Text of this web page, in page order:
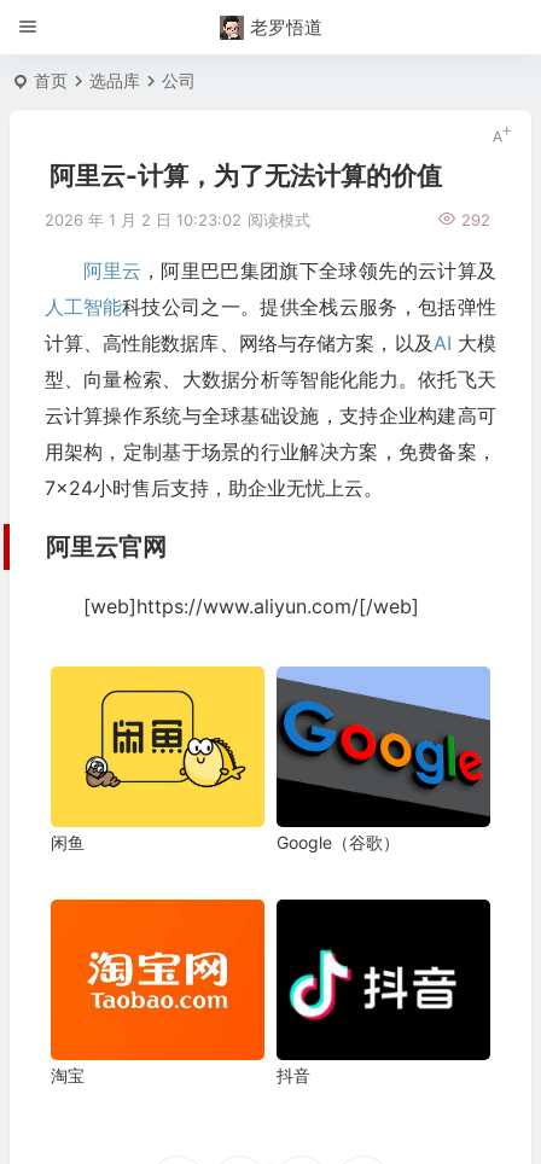
老罗悟道
首页 选品库 公司
阿里云-计算，为了无法计算的价值
2026 年 1 月 2 日 10:23:02 292
阅读模式
阿里云 ，阿里巴巴集团旗下全球领先的云计算及
人工智能科技公司之一。提供全栈云服务，包括弹性
计算、高性能数据库、网络与存储方案，以及AI 大模
型、向量检索、大数据分析等智能化能力。依托飞天
云计算操作系统与全球基础设施，支持企业构建高可
用架构，定制基于场景的行业解决方案，免费备案，
7×24小时售后支持，助企业无忧上云。
阿里云官网
[web]https://www.aliyun.com/[/web]
闲鱼 Google（谷歌）
淘宝 抖音